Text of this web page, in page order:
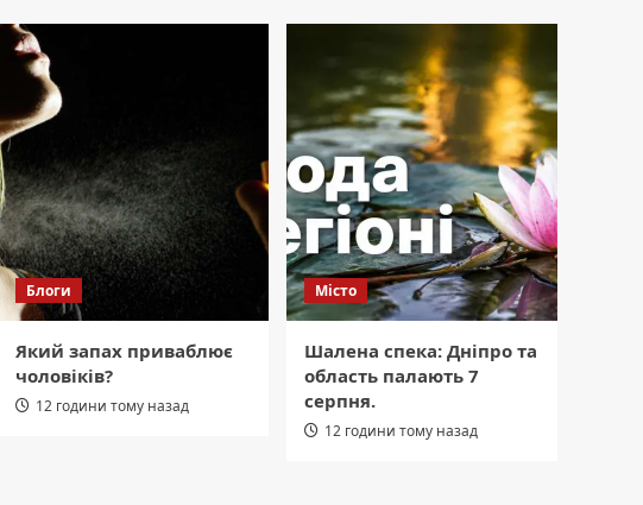
Блоги
Який запах приваблює
чоловіків?
12 години тому назад
Місто
Шалена спека: Дніпро та
область палають 7
серпня.
12 години тому назад